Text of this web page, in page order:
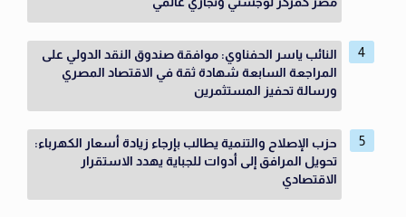
النائب ياسر الحفناوي: موافقة صندوق النقد الدولي على
المراجعة السابعة شهادة ثقة في الاقتصاد المصري
ورسالة تحفيز المستثمرين
حزب الإصلاح والتنمية يطالب بإرجاء زيادة أسعار الكهرباء:
تحويل المرافق إلى أدوات للجباية يهدد الاستقرار
الاقتصادي